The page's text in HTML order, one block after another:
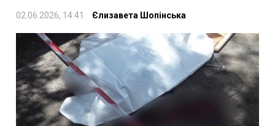
02.06.2026, 14:41 Єлизавета Шопінська